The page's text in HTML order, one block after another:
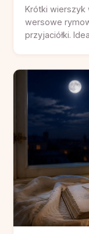
Krótki
wersowe
przyjaciółki.